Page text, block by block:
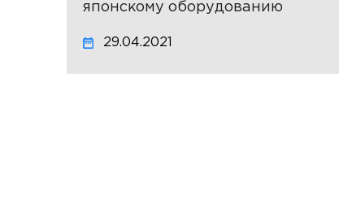
японскому оборудованию
29.04.2021